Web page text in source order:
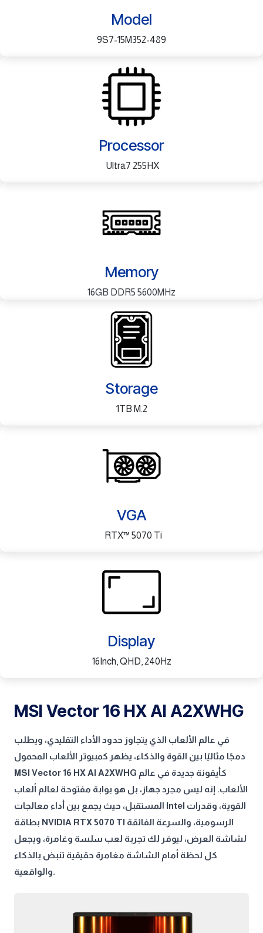
Model
9S7-15M352-489
Processor
Ultra7 255HX
Memory
16GB DDR5 5600MHz
Storage
1TB M.2
VGA
RTX™ 5070 Ti
Display
16Inch, QHD, 240Hz
MSI Vector 16 HX AI A2XWHG
في عالم الألعاب الذي يتجاوز حدود الأداء التقليدي، ويطلب
دمجًا مثاليًا بين القوة والذكاء، يظهر كمبيوتر الألعاب المحمول
MSI Vector 16 HX AI A2XWHG كأيقونة جديدة في عالم
الألعاب. إنه ليس مجرد جهاز، بل هو بوابة مفتوحة لعالم ألعاب
المستقبل، حيث يجمع بين أداء معالجات Intel القوية، وقدرات
بطاقة NVIDIA RTX 5070 TI الرسومية، والسرعة الفائقة
لشاشة العرض، ليوفر لك تجربة لعب سلسة وغامرة، ويجعل
كل لحظة أمام الشاشة مغامرة حقيقية تنبض بالذكاء
والواقعية.